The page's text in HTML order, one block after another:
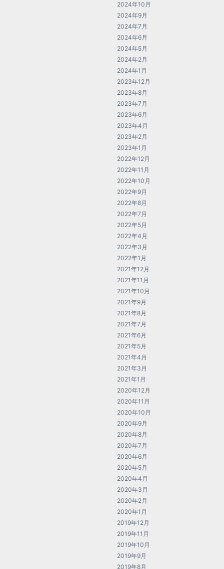
2024年10月
2024年9月
2024年7月
2024年6月
2024年5月
2024年2月
2024年1月
2023年12月
2023年8月
2023年7月
2023年6月
2023年4月
2023年2月
2023年1月
2022年12月
2022年11月
2022年10月
2022年9月
2022年8月
2022年7月
2022年5月
2022年4月
2022年3月
2022年1月
2021年12月
2021年11月
2021年10月
2021年9月
2021年8月
2021年7月
2021年6月
2021年5月
2021年4月
2021年3月
2021年1月
2020年12月
2020年11月
2020年10月
2020年9月
2020年8月
2020年7月
2020年6月
2020年5月
2020年4月
2020年3月
2020年2月
2020年1月
2019年12月
2019年11月
2019年10月
2019年9月
2019年8月